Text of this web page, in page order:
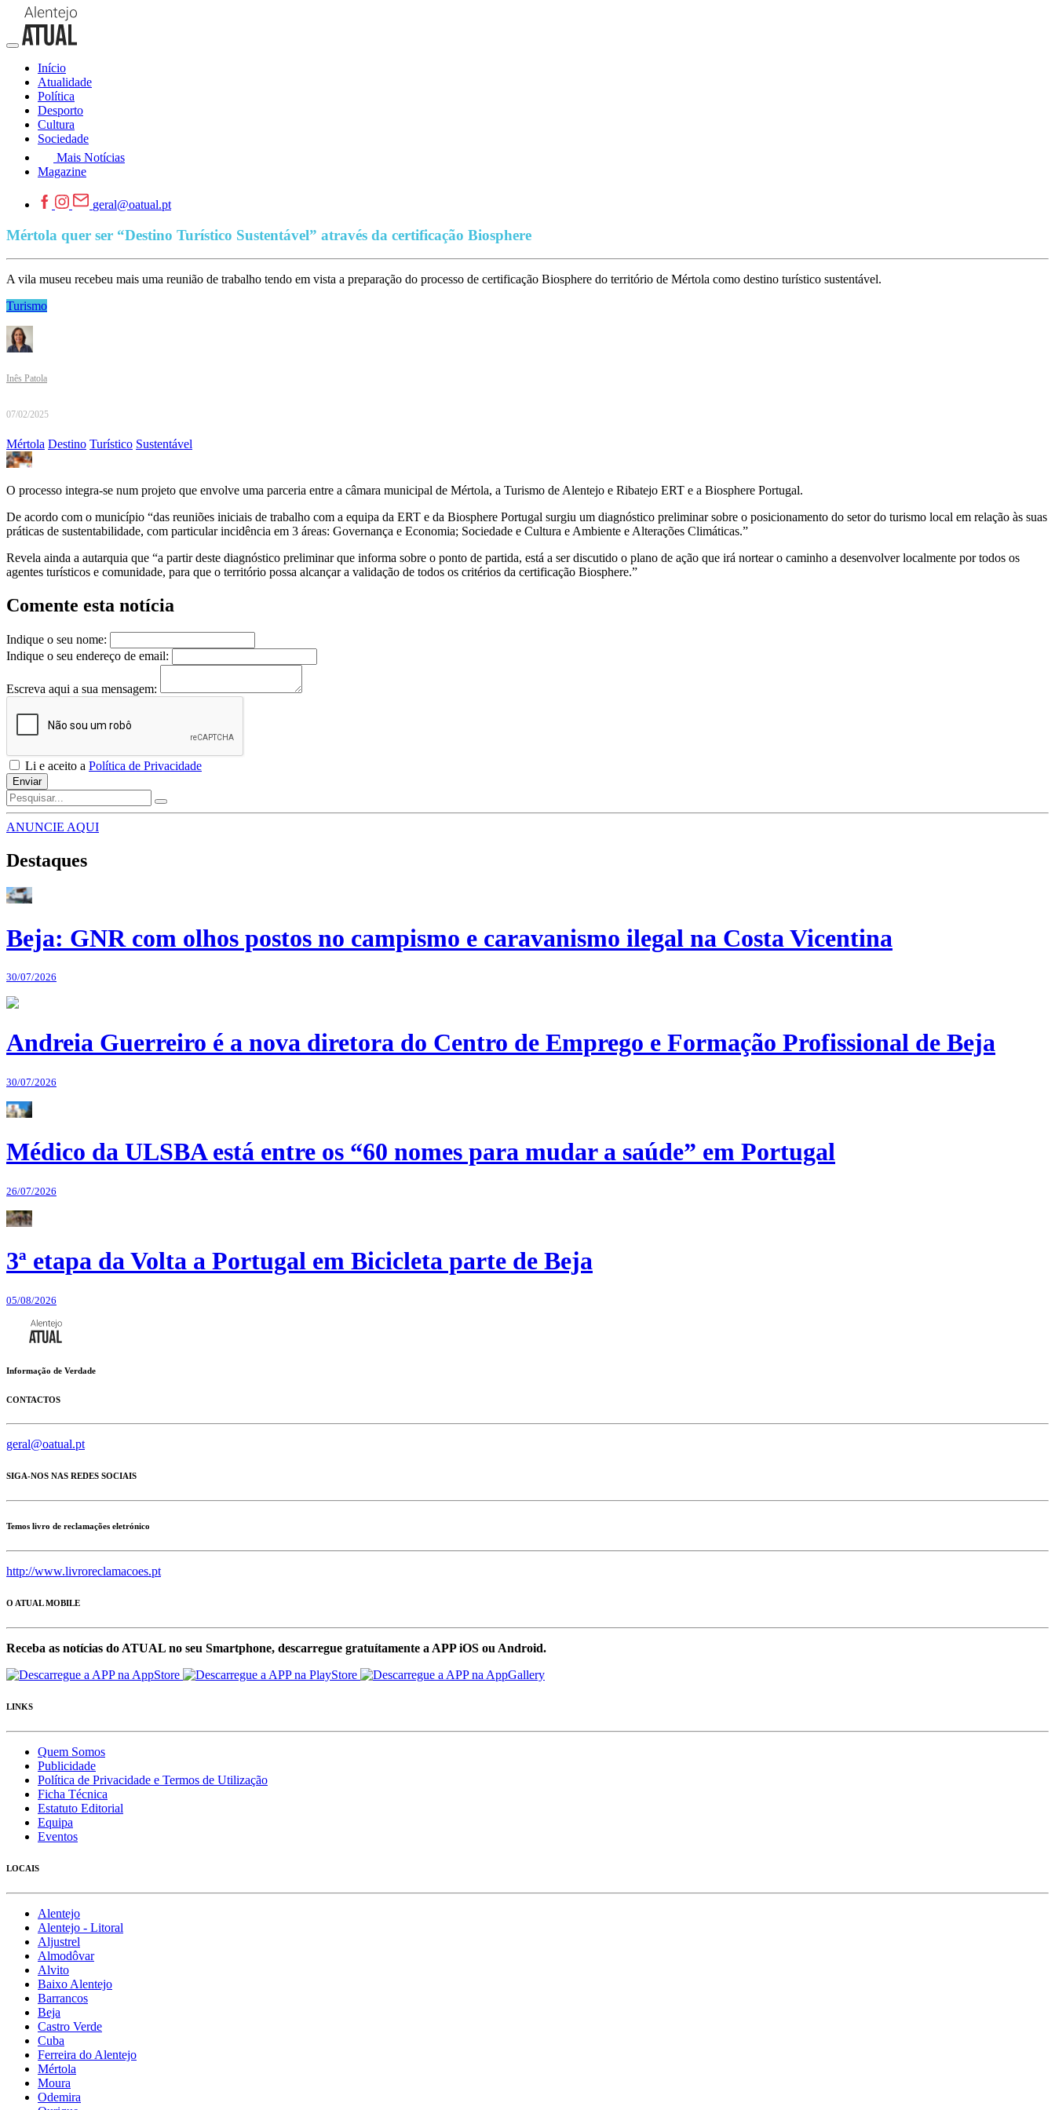
Início
Atualidade
Política
Desporto
Cultura
Sociedade
Mais Notícias
Magazine
geral@oatual.pt
Mértola quer ser “Destino Turístico Sustentável” através da certificação Biosphere
A vila museu recebeu mais uma reunião de trabalho tendo em vista a preparação do processo de certificação Biosphere do território de Mértola como destino turístico sustentável.
Turismo
Inês Patola
07/02/2025
Mértola Destino Turístico Sustentável
O processo integra-se num projeto que envolve uma parceria entre a câmara municipal de Mértola, a Turismo de Alentejo e Ribatejo ERT e a Biosphere Portugal.
De acordo com o município “das reuniões iniciais de trabalho com a equipa da ERT e da Biosphere Portugal surgiu um diagnóstico preliminar sobre o posicionamento do setor do turismo local em relação às suas
práticas de sustentabilidade, com particular incidência em 3 áreas: Governança e Economia; Sociedade e Cultura e Ambiente e Alterações Climáticas.”
Revela ainda a autarquia que “a partir deste diagnóstico preliminar que informa sobre o ponto de partida, está a ser discutido o plano de ação que irá nortear o caminho a desenvolver localmente por todos os
agentes turísticos e comunidade, para que o território possa alcançar a validação de todos os critérios da certificação Biosphere.”
Comente esta notícia
Indique o seu nome:
Indique o seu endereço de email:
Escreva aqui a sua mensagem:
Li e aceito a Política de Privacidade
Enviar
ANUNCIE AQUI
Destaques
Beja: GNR com olhos postos no campismo e caravanismo ilegal na Costa Vicentina
30/07/2026
Andreia Guerreiro é a nova diretora do Centro de Emprego e Formação Profissional de Beja
30/07/2026
Médico da ULSBA está entre os “60 nomes para mudar a saúde” em Portugal
26/07/2026
3ª etapa da Volta a Portugal em Bicicleta parte de Beja
05/08/2026
Informação de Verdade
CONTACTOS
geral@oatual.pt
SIGA-NOS NAS REDES SOCIAIS
Temos livro de reclamações eletrónico
http://www.livroreclamacoes.pt
O ATUAL MOBILE
Receba as notícias do ATUAL no seu Smartphone, descarregue gratuítamente a APP iOS ou Android.
LINKS
Quem Somos
Publicidade
Política de Privacidade e Termos de Utilização
Ficha Técnica
Estatuto Editorial
Equipa
Eventos
LOCAIS
Alentejo
Alentejo - Litoral
Aljustrel
Almodôvar
Alvito
Baixo Alentejo
Barrancos
Beja
Castro Verde
Cuba
Ferreira do Alentejo
Mértola
Moura
Odemira